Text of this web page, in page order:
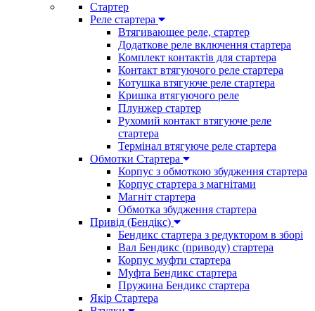
Стартер
Реле стартера
Втягивающее реле, стартер
Додаткове реле включення стартера
Комплект контактів для стартера
Контакт втягуючого реле стартера
Котушка втягуюче реле стартера
Кришка втягуючого реле
Плунжер стартер
Рухомий контакт втягуюче реле
стартера
Термінал втягуюче реле стартера
Обмотки Стартера
Корпус з обмоткою збудження стартера
Корпус стартера з магнітами
Магніт стартера
Обмотка збудження стартера
Привід (Бендікс)
Бендикс стартера з редуктором в зборі
Вал Бендикс (приводу) стартера
Корпус муфти стартера
Муфта Бендикс стартера
Пружина Бендикс стартера
Якір Стартера